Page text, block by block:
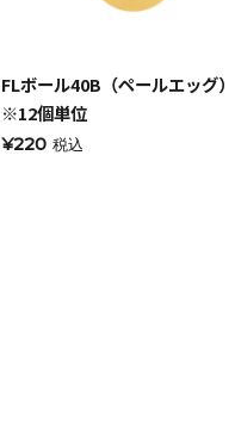
（利用シーン）インテリア・日常
FLボール40B（ペールエッグ
※12個単位
¥220 税込